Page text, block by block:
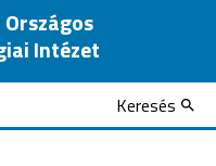
Intézet
Keresés